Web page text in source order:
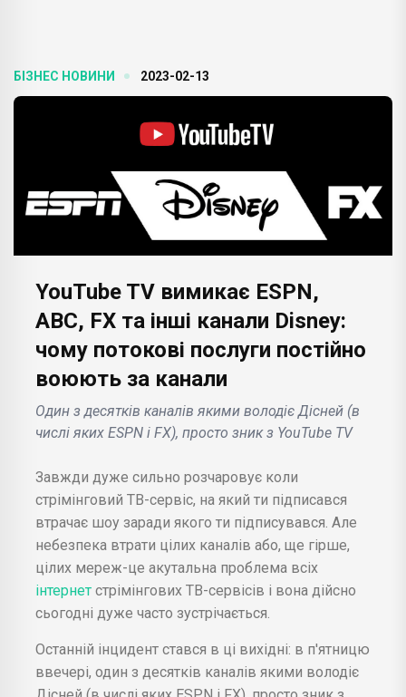
БІЗНЕС НОВИНИ 2023-02-13
YouTube TV вимикає ESPN,
ABC, FX та інші канали Disney:
чому потокові послуги постійно
воюють за канали
Один з десятків каналів якими володіє Дісней (в
числі яких ESPN і FX), просто зник з YouTube TV
Завжди дуже сильно розчаровує коли
стрімінговий ТВ-сервіс, на який ти підписався
втрачає шоу заради якого ти підписувався. Але
небезпека втрати цілих каналів або, ще гірше,
цілих мереж-це акутальна проблема всіх
інтернет стрімінгових ТВ-сервісів і вона дійсно
сьогодні дуже часто зустрічається.
Останній інцидент стався в ці вихідні: в п'ятницю
ввечері, один з десятків каналів якими володіє